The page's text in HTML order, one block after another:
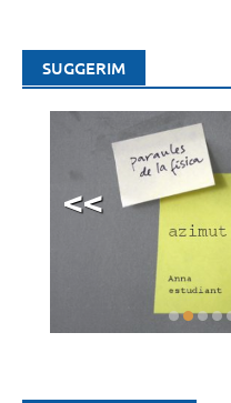
SUGGERIM
<<